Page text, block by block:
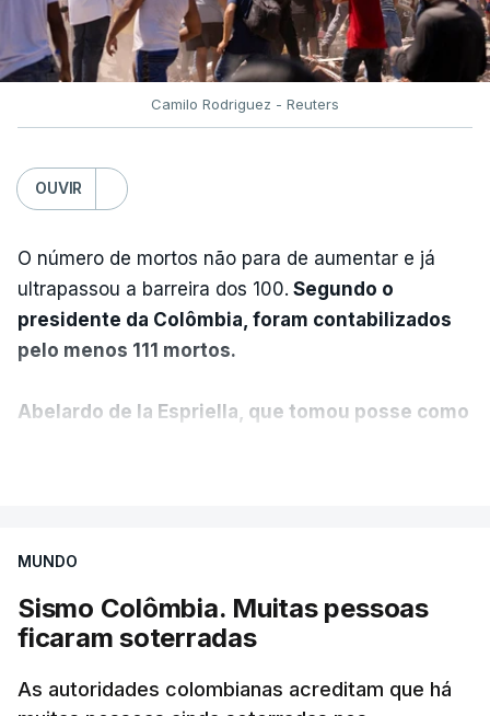
Camilo Rodriguez - Reuters
OUVIR
O número de mortos não para de aumentar e já
ultrapassou a barreira dos 100. Segundo o
presidente da Colômbia, foram contabilizados
pelo menos 111 mortos.
Abelardo de la Espriella, que tomou posse como
"O governo nacional mobilizou todos os seus
recursos para proteger vidas, auxiliar as
comunidades afetadas e fornecer ajuda onde for
sublinhando que "a prioridade é resgatar as
MUNDO
Sismo Colômbia. Muitas pessoas
ficaram soterradas
As autoridades colombianas acreditam que há